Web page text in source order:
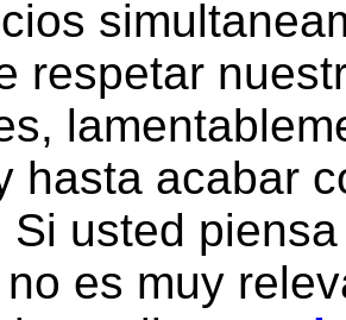
respetar
hasta acabar
Si usted
es muy